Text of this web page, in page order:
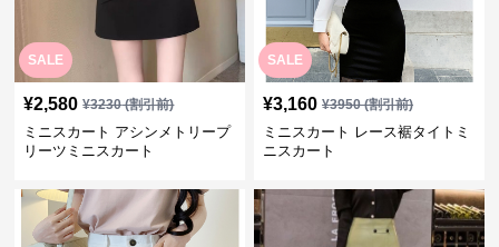
SALE
¥2,580 ¥3230(割引前)
ミニスカート アシンメトリープ
リーツミニスカート
SALE
¥3,160 ¥3950(割引前)
ミニスカート レース裾タイトミ
ニスカート